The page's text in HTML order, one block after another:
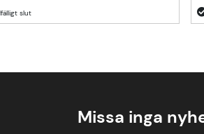
slut
Missa inga